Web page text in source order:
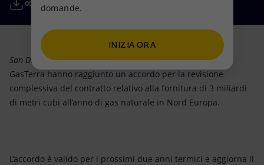
Persone e Partnership
Net Zero
Modello satellitare
Energia accessibile
Scenari energetici
Tecnologie per la transizione
Collaborazioni per l'innovazione
Attività nel mondo
Imprese
Mobilità
San Donato Milanese (MI) - Milano, 12 maggio 2017– Eni e
GasTerra hanno raggiunto un accordo per la revisione
complessiva del contratto relativo alla fornitura di 3 miliardi
di metri cubi all’anno di gas naturale in Nord Europa.
L’accordo è valido per i prossimi due anni termici e aggiorna il
domande.
INIZIA ORA